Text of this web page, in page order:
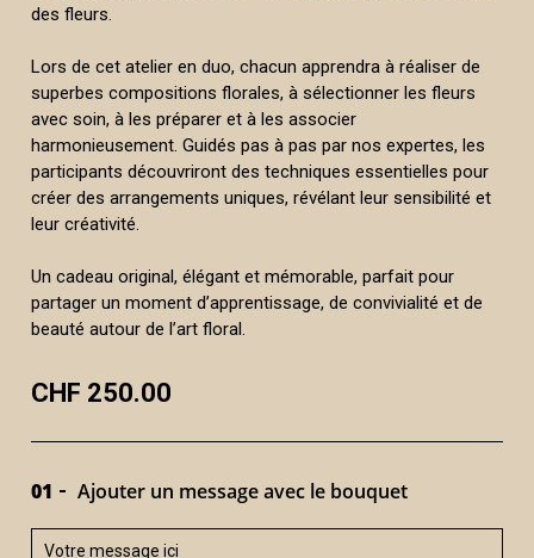
des fleurs.
Lors de cet atelier en duo, chacun apprendra à réaliser de
superbes compositions florales, à sélectionner les fleurs
avec soin, à les préparer et à les associer
harmonieusement. Guidés pas à pas par nos expertes, les
participants découvriront des techniques essentielles pour
créer des arrangements uniques, révélant leur sensibilité et
leur créativité.
Un cadeau original, élégant et mémorable, parfait pour
partager un moment d’apprentissage, de convivialité et de
beauté autour de l’art floral.
CHF 250.00
01 Ajouter un message avec le bouquet